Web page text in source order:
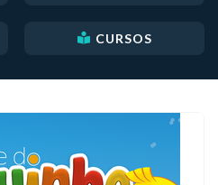
CURSOS